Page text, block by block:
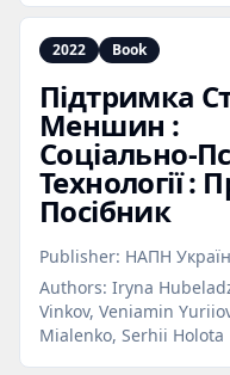
2022 Book
Підтримка
Меншин :
Технології :
Посібник
Publisher: НАПН
Authors: Iryna
Vinkov, Veniamin
Mialenko, Serhii Holota